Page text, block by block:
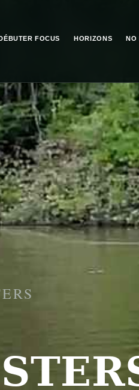
FOCUS HORIZONS NO